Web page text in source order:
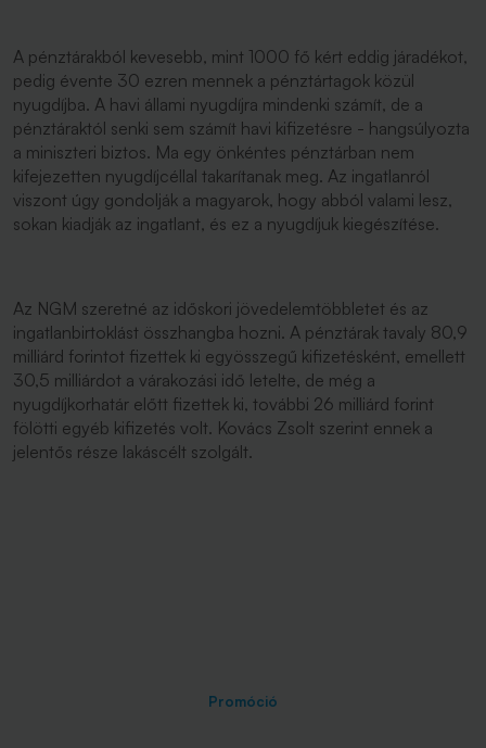
A pénztárakból kevesebb, mint 1000 fő kért eddig járadékot,
pedig évente 30 ezren mennek a pénztártagok közül
nyugdíjba. A havi állami nyugdíjra mindenki számít, de a
pénztáraktól senki sem számít havi kifizetésre - hangsúlyozta
a miniszteri biztos. Ma egy önkéntes pénztárban nem
kifejezetten nyugdíjcéllal takarítanak meg. Az ingatlanról
viszont úgy gondolják a magyarok, hogy abból valami lesz,
sokan kiadják az ingatlant, és ez a nyugdíjuk kiegészítése.
Az NGM szeretné az időskori jövedelemtöbbletet és az
ingatlanbirtoklást összhangba hozni. A pénztárak tavaly 80,9
milliárd forintot fizettek ki egyösszegű kifizetésként, emellett
30,5 milliárdot a várakozási idő letelte, de még a
nyugdíjkorhatár előtt fizettek ki, további 26 milliárd forint
fölötti egyéb kifizetés volt. Kovács Zsolt szerint ennek a
jelentős része lakáscélt szolgált.
Promóció